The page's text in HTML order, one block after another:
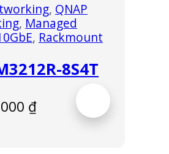
, QNAP
, Managed
, Rackmount
8S4T
₫